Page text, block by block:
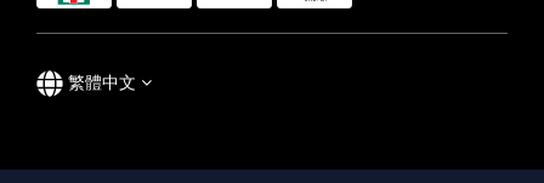
繁體中文